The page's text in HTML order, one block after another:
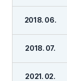
2018. 06.
2018. 07.
2021. 02.